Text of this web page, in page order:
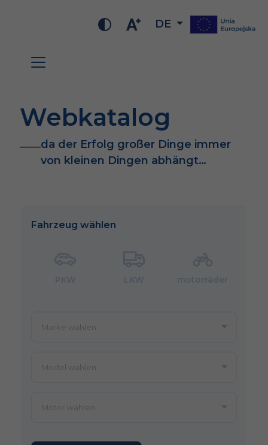
DE
Webkatalog
da der Erfolg großer Dinge immer
von kleinen Dingen abhängt…
Fahrzeug wählen